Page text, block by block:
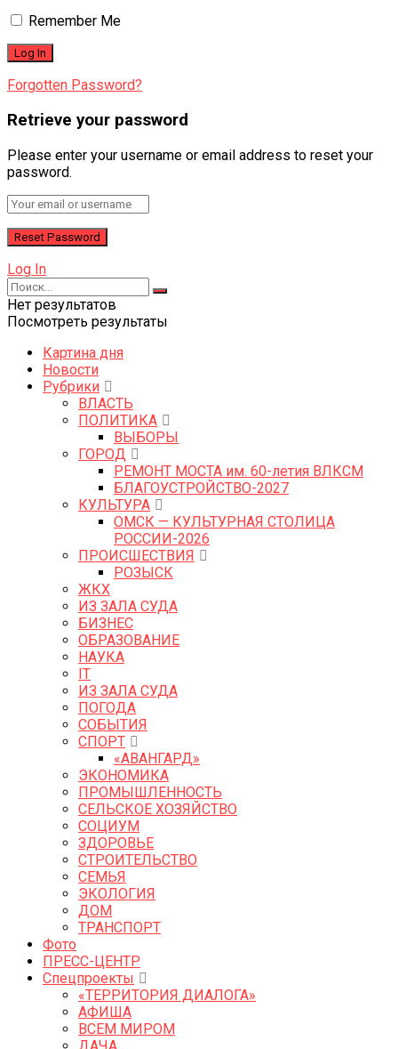
Remember Me
Forgotten Password?
Retrieve your password
Please enter your username or email address to reset your
password.
Log In
Нет результатов
Посмотреть результаты
Картина дня
Новости
Рубрики
ВЛАСТЬ
ПОЛИТИКА
ВЫБОРЫ
ГОРОД
РЕМОНТ МОСТА им. 60-летия ВЛКСМ
БЛАГОУСТРОЙСТВО-2027
КУЛЬТУРА
ОМСК — КУЛЬТУРНАЯ СТОЛИЦА
РОССИИ-2026
ПРОИСШЕСТВИЯ
РОЗЫСК
ЖКХ
ИЗ ЗАЛА СУДА
БИЗНЕС
ОБРАЗОВАНИЕ
НАУКА
IT
ИЗ ЗАЛА СУДА
ПОГОДА
СОБЫТИЯ
СПОРТ
«АВАНГАРД»
ЭКОНОМИКА
ПРОМЫШЛЕННОСТЬ
СЕЛЬСКОЕ ХОЗЯЙСТВО
СОЦИУМ
ЗДОРОВЬЕ
СТРОИТЕЛЬСТВО
СЕМЬЯ
ЭКОЛОГИЯ
ДОМ
ТРАНСПОРТ
Фото
ПРЕСС-ЦЕНТР
Спецпроекты
«ТЕРРИТОРИЯ ДИАЛОГА»
АФИША
ВСЕМ МИРОМ
ДАЧА